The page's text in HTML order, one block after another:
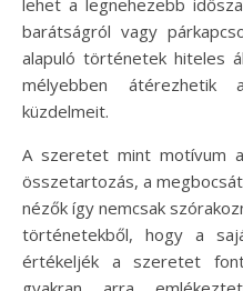
barátságról vagy
alapuló történetek hiteles
mélyebben
küzdelmeit.
A szeretet mint motívum
összetartozás, a
nézők így nemcsak
történetekből, hogy a
értékeljék a szeretet